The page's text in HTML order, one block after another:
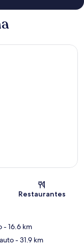
mapa
Restaurantes
- 16.6 km
- 31.9 km